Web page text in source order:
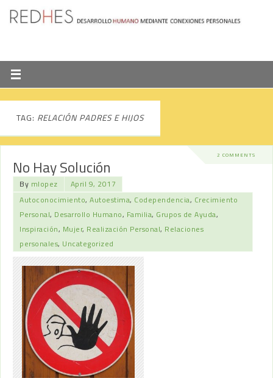
TAG: RELACIÓN PADRES E HIJOS
2 COMMENTS
No Hay Solución
By mlopez
April 9, 2017
Autoconocimiento,Autoestima, Codependencia, Crecimiento
Personal, Desarrollo Humano, Familia, Grupos de Ayuda,
Inspiración, Mujer, Realización Personal, Relaciones
personales, Uncategorized